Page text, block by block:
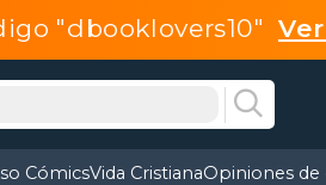
"dbooklovers10"
CómicsVida CristianaOpiniones de